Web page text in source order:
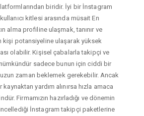
biridir. İyi bir İnstagram
kitlesi arasında müsait En
alma profiline ulaşmak, tanınır ve
kişi potansiyeline ulaşarak yüksek
olabilir. Kişisel çabalarla takipçi ve
sadece bunun için ciddi bir
zaman beklemek gerekebilir. Ancak
yardım alınırsa hızla amaca
Firmamızın hazırladığı ve dönemin
İnstagram takipçi paketlerine